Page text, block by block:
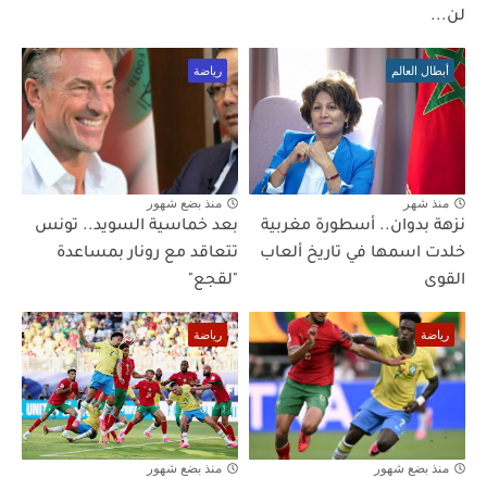
لن...
أبطال العالم
منذ شهر
نزهة بدوان.. أسطورة مغربية
خلدت اسمها في تاريخ ألعاب
القوى
رياضة
منذ بضع شهور
بعد خماسية السويد.. تونس
تتعاقد مع رونار بمساعدة
"لقجع"
رياضة
منذ بضع شهور
رياضة
منذ بضع شهور